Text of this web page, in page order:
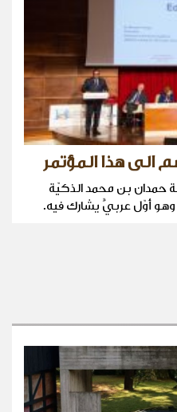
الى هذا المؤتمر
حمدان بن محمد الذكيّة
أوّل عربيٍّ يشارك فيه.